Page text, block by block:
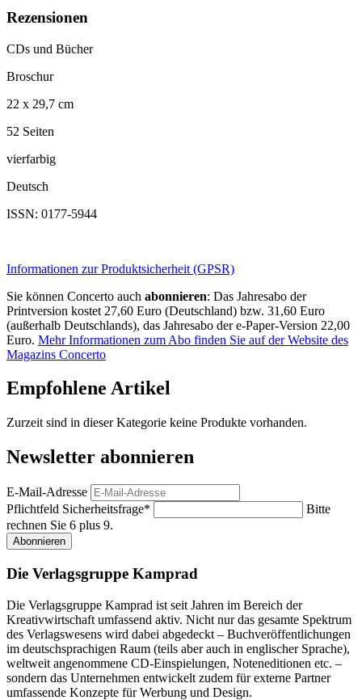
Rezensionen
CDs und Bücher
Broschur
22 x 29,7 cm
52 Seiten
vierfarbig
Deutsch
ISSN: 0177-5944
Informationen zur Produktsicherheit (GPSR)
Sie können Concerto auch abonnieren: Das Jahresabo der
Printversion kostet 27,60 Euro (Deutschland) bzw. 31,60 Euro
(außerhalb Deutschlands), das Jahresabo der e-Paper-Version 22,00
Euro. Mehr Informationen zum Abo finden Sie auf der Website des
Magazins Concerto
Empfohlene Artikel
Zurzeit sind in dieser Kategorie keine Produkte vorhanden.
Newsletter abonnieren
E-Mail-Adresse
Pflichtfeld Sicherheitsfrage*
Bitte
rechnen Sie 6 plus 9.
Abonnieren
Die Verlagsgruppe Kamprad
Die Verlagsgruppe Kamprad ist seit Jahren im Bereich der
Kreativwirtschaft umfassend aktiv. Nicht nur das gesamte Spektrum
des Verlagswesens wird dabei abgedeckt – Buchveröffentlichungen
im deutschsprachigen Raum (teils aber auch in englischer Sprache),
weltweit angenommene CD-Einspielungen, Noteneditionen etc. –
sondern das Unternehmen entwickelt zudem für externe Partner
umfassende Konzepte für Werbung und Design.